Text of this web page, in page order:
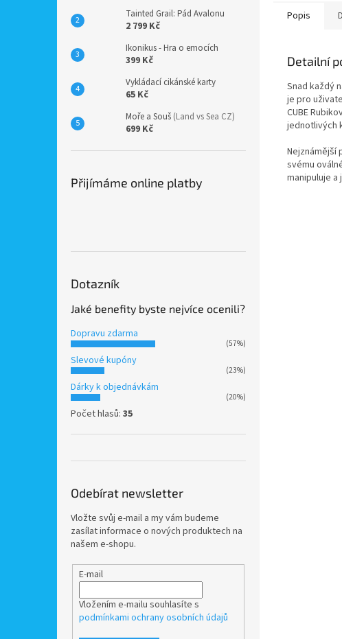
Tainted Grail: Pád Avalonu
2 799 Kč
Ikonikus - Hra o emocích
399 Kč
Vykládací cikánské karty
65 Kč
Moře a Souš (Land vs Sea CZ)
699 Kč
Přijímáme online platby
Dotazník
Jaké benefity byste nejvíce ocenili?
Dopravu zdarma
(57%)
Slevové kupóny
(23%)
Dárky k objednávkám
(20%)
Počet hlasů: 35
Odebírat newsletter
Vložte svůj e-mail a my vám budeme
zasílat informace o nových produktech na
našem e-shopu.
E-mail
Vložením e-mailu souhlasíte s
podmínkami ochrany osobních údajů
Popis
Detailní
Snad každý
je pro
CUBE
jednotlivých
Nejznámější
svému
manipuluje a